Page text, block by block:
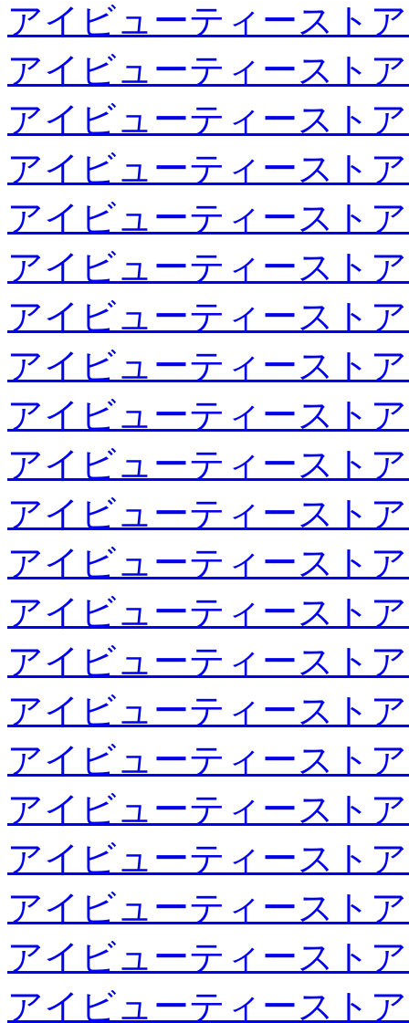
アイビューティースト
アイビューティースト
アイビューティースト
アイビューティースト
アイビューティースト
アイビューティースト
アイビューティースト
アイビューティースト
アイビューティースト
アイビューティースト
アイビューティースト
アイビューティースト
アイビューティースト
アイビューティースト
アイビューティースト
アイビューティースト
アイビューティースト
アイビューティースト
アイビューティースト
アイビューティースト
アイビューティースト